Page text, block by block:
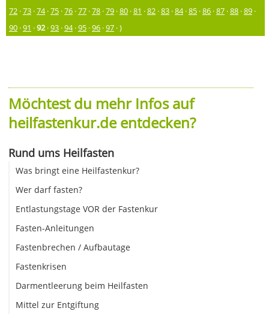
72 ·73 ·74·75 ·76 ·77 ·78 ·79 ·80 ·81 ·82 ·83 ·84·85 ·86 ·87 ·88 ·89 ·
90 ·91 ·92·93 ·94·95 ·96 ·97 · )
Möchtest du mehr Infos auf
heilfastenkur.de entdecken?
Rund ums Heilfasten
Was bringt eine Heilfastenkur?
Wer darf fasten?
Entlastungstage VOR der Fastenkur
Fasten-Anleitungen
Fastenbrechen / Aufbautage
Fastenkrisen
Darmentleerung beim Heilfasten
Mittel zur Entgiftung